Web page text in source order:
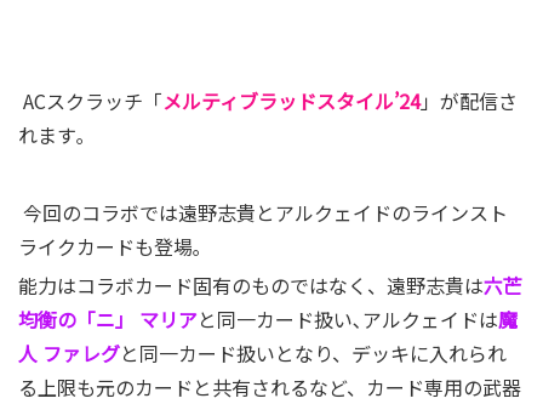
ACスクラッチ「メルティブラッドスタイル’24」が配信さ
れます｡
今回のコラボでは遠野志貴とアルクェイドのラインスト
ライクカードも登場｡
能力はコラボカード固有のものではなく、遠野志貴は六芒
均衡の「ニ」 マリアと同一カード扱い､アルクェイドは魔
人 ファレグと同一カード扱いとなり、デッキに入れられ
る上限も元のカードと共有されるなど、カード専用の武器